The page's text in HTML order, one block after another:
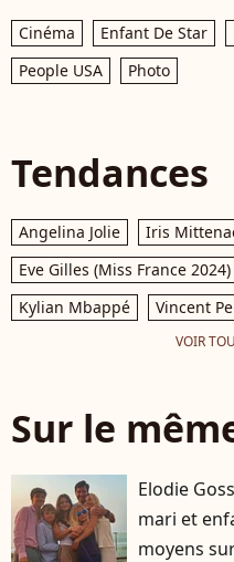
Cinéma Enfant De Star
People USA
Photo
Tendances
Angelina Jolie Iris
Eve Gilles (Miss France 2024)
Kylian Mbappé
Vincent
VOIR
Sur le
Elodie
mari et
moyens